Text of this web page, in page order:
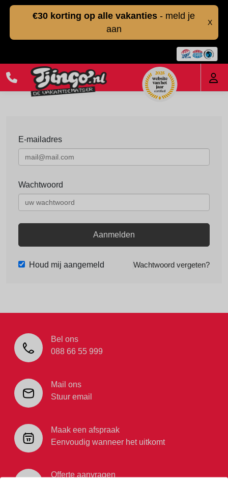
€30 korting op alle vakanties - meld je
aan
X
E-mailadres
Wachtwoord
Aanmelden
Houd mij aangemeld Wachtwoord vergeten?
Bel ons
088 66 55 999
Mail ons
Stuur email
Maak een afspraak
Eenvoudig wanneer het uitkomt
Offerte aanvragen